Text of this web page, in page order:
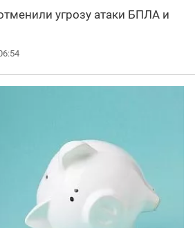
угрозу атаки БПЛА и